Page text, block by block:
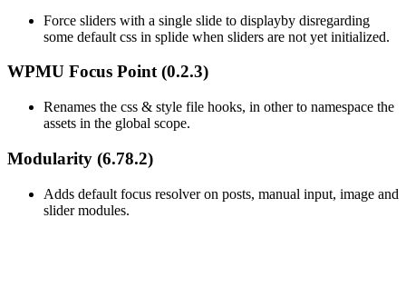
Force sliders with a single slide to displayby disregarding
some default css in splide when sliders are not yet initialized.
WPMU Focus Point (0.2.3)
Renames the css & style file hooks, in other to namespace the
assets in the global scope.
Modularity (6.78.2)
Adds default focus resolver on posts, manual input, image and
slider modules.